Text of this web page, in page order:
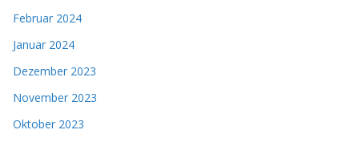
Februar 2024
Januar 2024
Dezember 2023
November 2023
Oktober 2023